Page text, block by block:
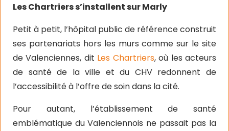
Les Chartriers s’installent sur Marly
Petit à petit, l’hôpital public de référence construit
ses partenariats hors les murs comme sur le site
de Valenciennes, dit Les Chartriers, où les acteurs
de santé de la ville et du CHV redonnent de
l’accessibilité à l’offre de soin dans la cité.
Pour autant, l’établissement de santé
emblématique du Valenciennois ne passait pas la